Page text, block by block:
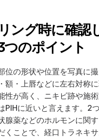
ング時に確認
つのポイント
位の形状や位置を写真に
額・上唇などに左右対称
性が高く、ニキビ跡や施
PIHに近いと言えます。2
腺薬などのホルモンに関
くことで、経口トラネキ